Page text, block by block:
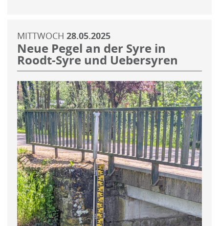
MITTWOCH 28.05.2025
Neue Pegel an der Syre in
Roodt-Syre und Uebersyren